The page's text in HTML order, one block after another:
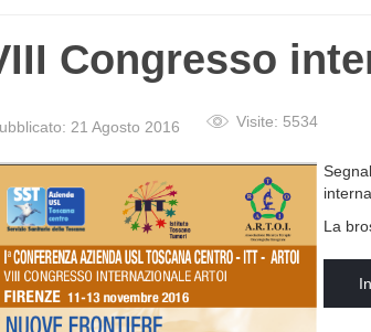
Congresso
21 Agosto 2016 Visite: 5534
La